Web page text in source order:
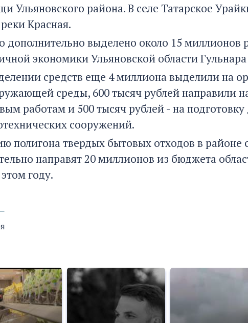
Ульяновского района. В селе Татарское
Красная.
дополнительно выделено около 15 миллионов
экономики Ульяновской области
средств еще 4 миллиона выделили на
среды, 600 тысяч рублей направили
работам и 500 тысяч рублей - на
сооружений.
полигона твердых бытовых отходов в районе
направят 20 миллионов из бюджета
году.